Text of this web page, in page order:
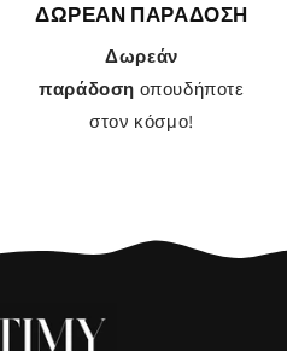
ΔΩΡΕΑΝ ΠΑΡΑΔΟΣΗ
Δωρεάν
παράδοση οπουδήποτε
στον κόσμο!